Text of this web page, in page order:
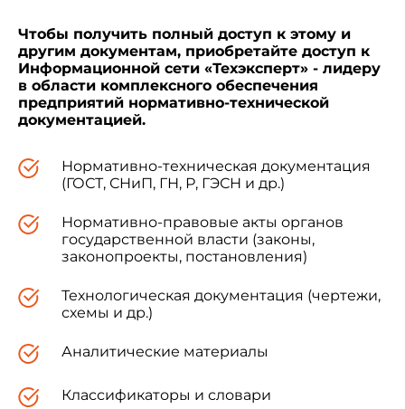
Постановлением Госстандарта СССР от
25.09.87 N 3694
7. Переиздание (февраль 1989 г.) с
Изменениями N 1, 2, 3, 4, 5, 6, утвержденными
марте 1986 г., сентябре 1987 г., феврале 1988 г.
(ИУС 7-78, 4-81, 2-83, 6-86, 1-88, 5-88).
чистольняные, льняные, полульняные готовые
ткани, штучные изделия, мерный и весовой
лоскут и устанавливает порядок формирования
кусков тканей, первичной упаковки и
маркировки.
Чтобы получить полный доступ к этому и
другим документам, приобретайте доступ к
Информационной сети «Техэксперт» - лидеру
в области комплексного обеспечения
предприятий нормативно-технической
документацией.
Нормативно-техническая документация
(ГОСТ, СНиП, ГН, Р, ГЭСН и др.)
Нормативно-правовые акты органов
государственной власти (законы,
законопроекты, постановления)
Технологическая документация (чертежи,
схемы и др.)
Аналитические материалы
Классификаторы и словари